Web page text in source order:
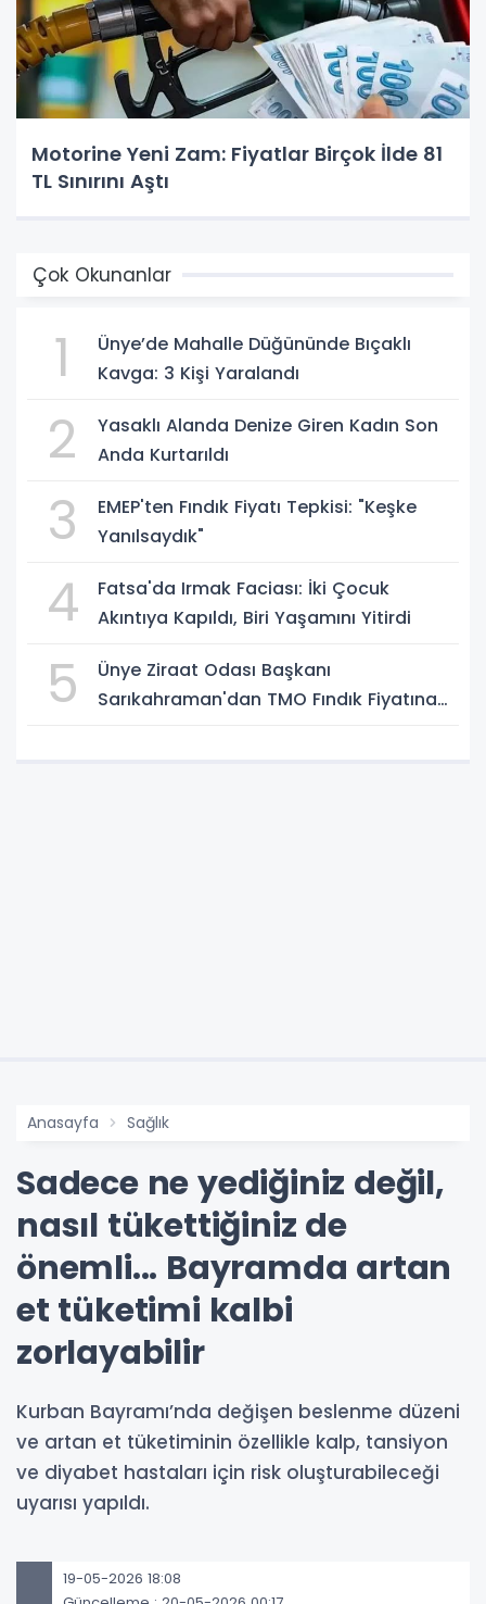
Motorine Yeni Zam: Fiyatlar Birçok İlde 81
TL Sınırını Aştı
Çok Okunanlar
1
Ünye’de Mahalle Düğününde Bıçaklı
Kavga: 3 Kişi Yaralandı
2
Yasaklı Alanda Denize Giren Kadın Son
Anda Kurtarıldı
3
EMEP'ten Fındık Fiyatı Tepkisi: "Keşke
Yanılsaydık"
4
Fatsa'da Irmak Faciası: İki Çocuk
Akıntıya Kapıldı, Biri Yaşamını Yitirdi
5
Ünye Ziraat Odası Başkanı
Sarıkahraman'dan TMO Fındık Fiyatına
Anasayfa Sağlık
Sadece ne yediğiniz değil,
nasıl tükettiğiniz de
önemli... Bayramda artan
et tüketimi kalbi
zorlayabilir
Kurban Bayramı’nda değişen beslenme düzeni
ve artan et tüketiminin özellikle kalp, tansiyon
ve diyabet hastaları için risk oluşturabileceği
uyarısı yapıldı.
19-05-2026 18:08